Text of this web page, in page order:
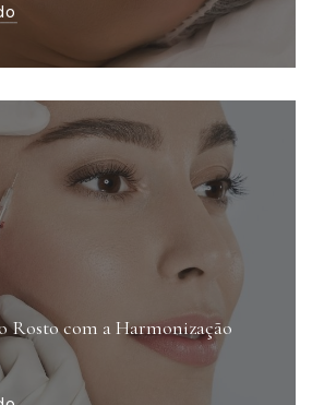
Rosto com a Harmonização